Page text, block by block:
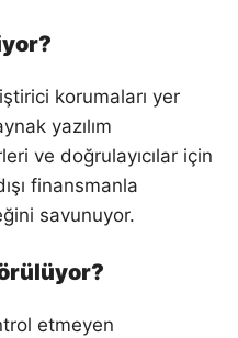
korumaları yer
yazılım
ve doğrulayıcılar için
finansmanla
savunuyor.
etmeyen